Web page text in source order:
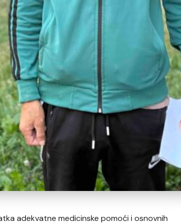
adekvatne medicinske pomoći i osnovnih